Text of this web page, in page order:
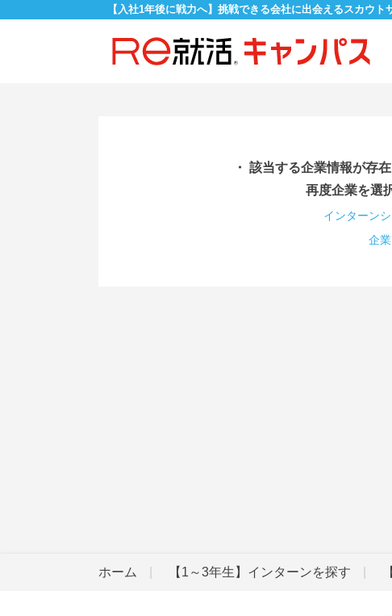
【入社1年後に戦力へ】挑戦できる会社に出会えるスカウト
・ 該当する企業情報が存
再度企業を選
インターン
企
ホーム 【1～3年生】インターンを探す